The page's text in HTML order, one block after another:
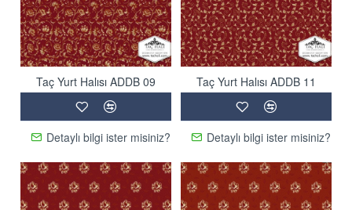
Taç Yurt Halısı ADDB 09
Detaylı bilgi ister misiniz?
Taç Yurt Halısı ADDB 11
Detaylı bilgi ister misiniz?